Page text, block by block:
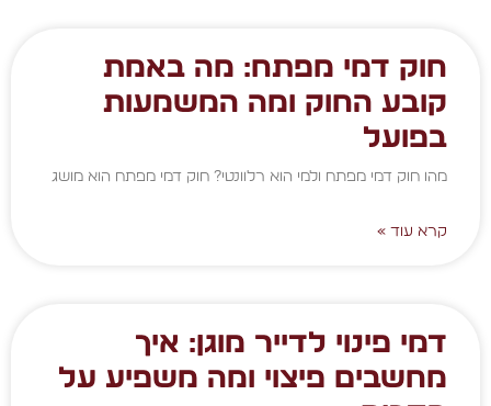
חוק דמי מפתח: מה באמת
קובע החוק ומה המשמעות
בפועל
מהו חוק דמי מפתח ולמי הוא רלוונטי? חוק דמי מפתח הוא מושג
קרא עוד »
דמי פינוי לדייר מוגן: איך
מחשבים פיצוי ומה משפיע על